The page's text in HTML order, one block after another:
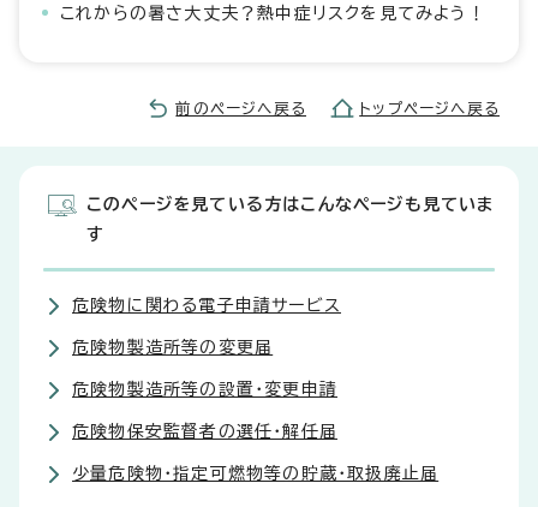
これからの暑さ大丈夫？熱中症リスクを見てみよう！
前のページへ戻る トップページへ戻る
このページを見ている方はこんなページも見ていま
す
危険物に関わる電子申請サービス
危険物製造所等の変更届
危険物製造所等の設置・変更申請
危険物保安監督者の選任・解任届
少量危険物・指定可燃物等の貯蔵・取扱廃止届